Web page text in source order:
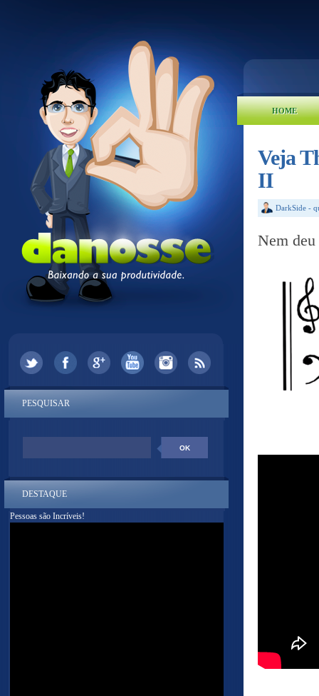
HOME
Veja
II
DarkSide -
Nem
PESQUISAR
DESTAQUE
Pessoas são Incríveis!